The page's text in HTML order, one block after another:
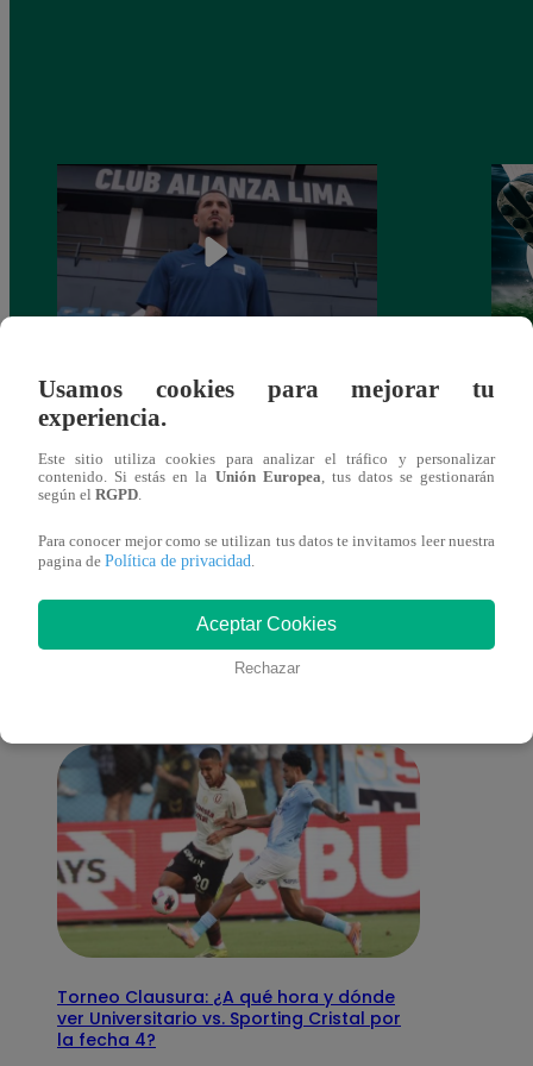
Alianza Lima: así anunció a Sergio Peña
como nuevo fichaje para el Torneo
También te puede
interesar
Torneo Clausura: ¿A qué hora y dónde
ver Universitario vs. Sporting Cristal por
la fecha 4?
Usamos cookies para mejorar tu
experiencia.
Este sitio utiliza cookies para analizar el tráfico y personalizar
contenido. Si estás en la Unión Europea, tus datos se gestionarán
según el RGPD.
Para conocer mejor como se utilizan tus datos te invitamos leer nuestra
pagina de Política de privacidad.
Aceptar Cookies
Rechazar